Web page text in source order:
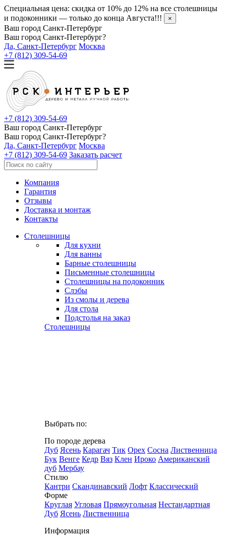
Специальная цена: скидка от 10% до 12% на все столешницы
и подоконники — только до конца Августа!!!
×
Ваш город Санкт-Петербург
Ваш город Санкт-Петербург?
Да, Санкт-Петербург Москва
+7 (812) 309-54-69
+7 (812) 309-54-69
Ваш город Санкт-Петербург
Ваш город Санкт-Петербург?
Да, Санкт-Петербург Москва
+7 (812) 309-54-69 Заказать расчет
Компания
Гарантия
Отзывы
Доставка и монтаж
Контакты
Столешницы
Для кухни
Для ванны
Барные столешницы
Письменные столешницы
Столешницы на подоконник
Слэбы
Из смолы и дерева
Для стола
Подстолья на заказ
Столешницы
Выбрать по:
По породе дерева
Дуб Ясень Карагач Тик Орех Сосна Лиственница
Бук Венге Кедр Вяз Клен Ироко Американский
дуб Мербау
Стилю
Кантри Скандинавский Лофт Классический
Форме
Круглая Угловая Прямоугольная Нестандартная
Дуб Ясень Лиственница
Информация